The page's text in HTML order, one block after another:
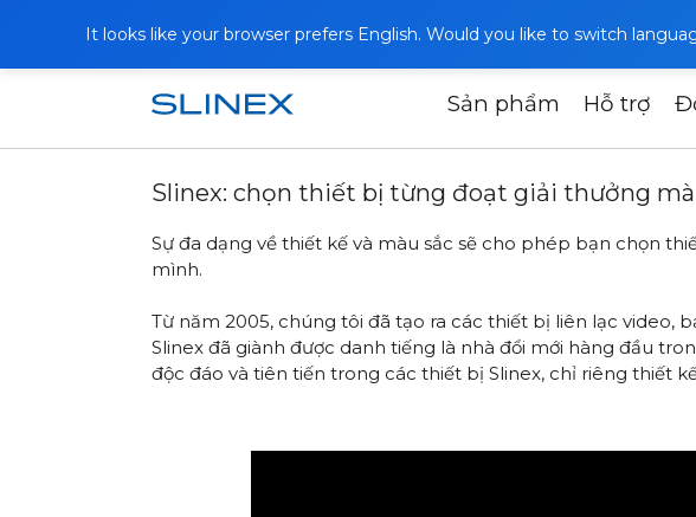
It looks like your browser prefers English. Would you like to switch
Sản phẩm Hỗ trợ
Trang chủ Bài viết Slinex: chọn thiết bị từng đoạt giải
Slinex: chọn thiết bị từng đoạt giải thưởng
Sự đa dạng về thiết kế và màu sắc sẽ cho phép bạn chọn
mình.
Từ năm 2005, chúng tôi đã tạo ra các thiết bị liên lạc video,
Slinex đã giành được danh tiếng là nhà đổi mới hàng đầu
độc đáo và tiên tiến trong các thiết bị Slinex, chỉ riêng thiết